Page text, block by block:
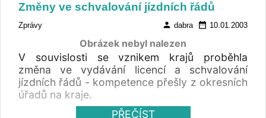
Změny ve schvalování jízdních řádů
Zprávy person dabra date_range 10.01.2003
Obrázek nebyl nalezen
V souvislosti se vznikem krajů proběhla
změna ve vydávání licencí a schvalování
jízdních řádů - kompetence přešly z okresních
úřadů na kraje.
PŘEČÍST